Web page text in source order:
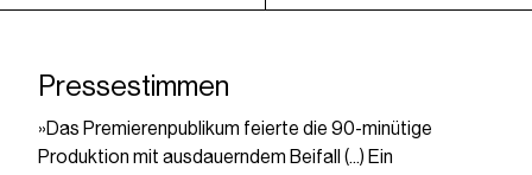
Pressestimmen
»Das Premierenpublikum feierte die 90-minütige
Produktion mit ausdauerndem Beifall (...) Ein